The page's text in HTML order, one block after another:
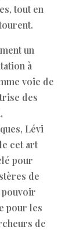
tout en
un
à
voie de
des
Lévi
cet art
pour
de
pouvoir
pour les
de